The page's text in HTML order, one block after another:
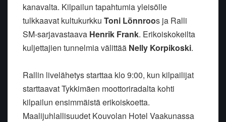
kanavalta. Kilpailun tapahtumia yleisölle
tulkkaavat kultukurkku Toni Lönnroos ja Ralli
SM-sarjavastaava Henrik Frank. Erikoiskokeilta
kuljettajien tunnelmia välittää Nelly Korpikoski.
Rallin livelähetys starttaa klo 9:00, kun kilpailijat
starttaavat Tykkimäen moottoriradalta kohti
kilpailun ensimmäistä erikoiskoetta.
Maalijuhlallisuudet Kouvolan Hotel Vaakunassa